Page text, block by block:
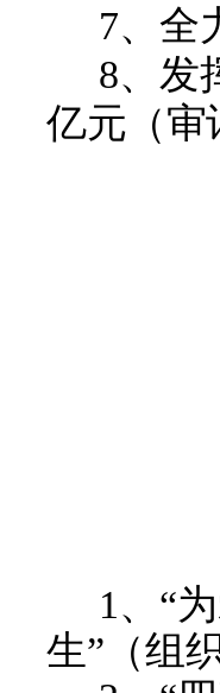
7、全
8、 发
亿元（审
1、 “
生” （组